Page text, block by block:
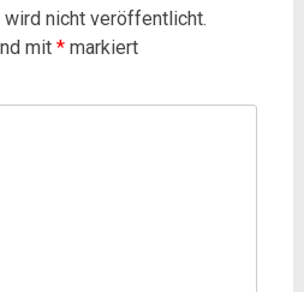
nicht veröffentlicht.
mit *markiert